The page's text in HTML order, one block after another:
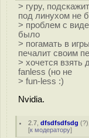
> гуру,
под линухом не
> проблем с
было
> погамать в
печалит своим
> хочется взять
fanless (но не
> fun-less :)
Nvidia.
2.7 ,dfsdfsdfsdg (?
[к модератору]